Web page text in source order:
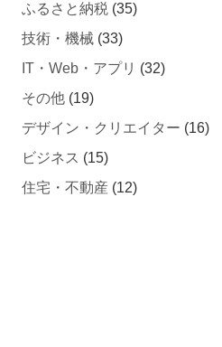
技術・機械(33)
IT・Web・アプリ
その他(19)
デザイン・クリエイター
ビジネス (15)
住宅・不動産